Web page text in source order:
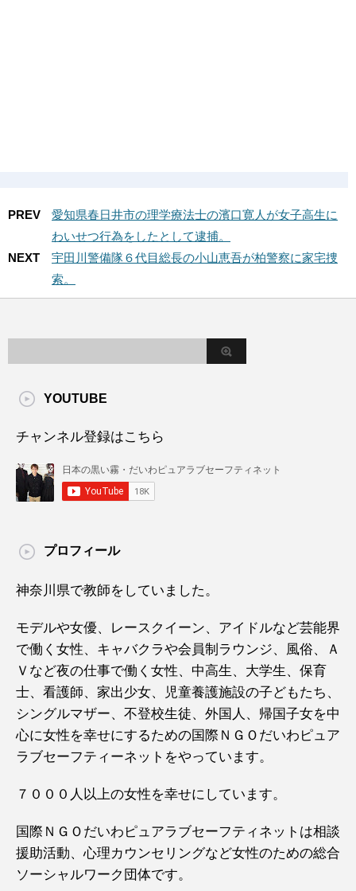
PREV
愛知県春日井市の理学療法士の濱口寛人が女子高生に
わいせつ行為をしたとして逮捕。
NEXT
宇田川警備隊６代目総長の小山恵吾が柏警察に家宅捜
索。
YOUTUBE
チャンネル登録はこちら
プロフィール
神奈川県で教師をしていました。
モデルや女優、レースクイーン、アイドルなど芸能界
で働く女性、キャバクラや会員制ラウンジ、風俗、Ａ
Ｖなど夜の仕事で働く女性、中高生、大学生、保育
士、看護師、家出少女、児童養護施設の子どもたち、
シングルマザー、不登校生徒、外国人、帰国子女を中
心に女性を幸せにするための国際ＮＧＯだいわピュア
ラブセーフティーネットをやっています。
７０００人以上の女性を幸せにしています。
国際ＮＧＯだいわピュアラブセーフティネットは相談
援助活動、心理カウンセリングなど女性のための総合
ソーシャルワーク団体です。